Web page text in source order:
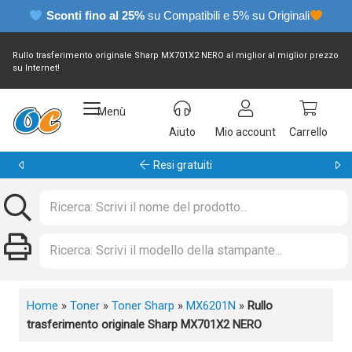
Sconti fino al 25% su Compatibili e 5% su Originali
Rullo trasferimento originale Sharp MX701X2 NERO al miglior al miglior prezzo
su Internet!
Menù
Aiuto
Mio account Carrello
Resi gratuiti
Home » Toner » Toner Sharp » MX6201N » Rullo
trasferimento originale Sharp MX701X2 NERO